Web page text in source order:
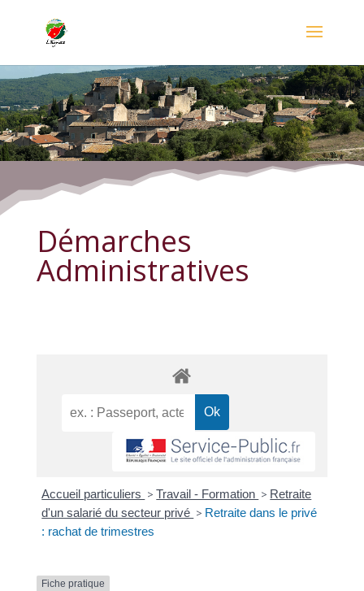
Démarches Administratives
Démarches
Administratives
Accueil particuliers > Travail - Formation > Retraite
d'un salarié du secteur privé > Retraite dans le privé
: rachat de trimestres
Fiche pratique